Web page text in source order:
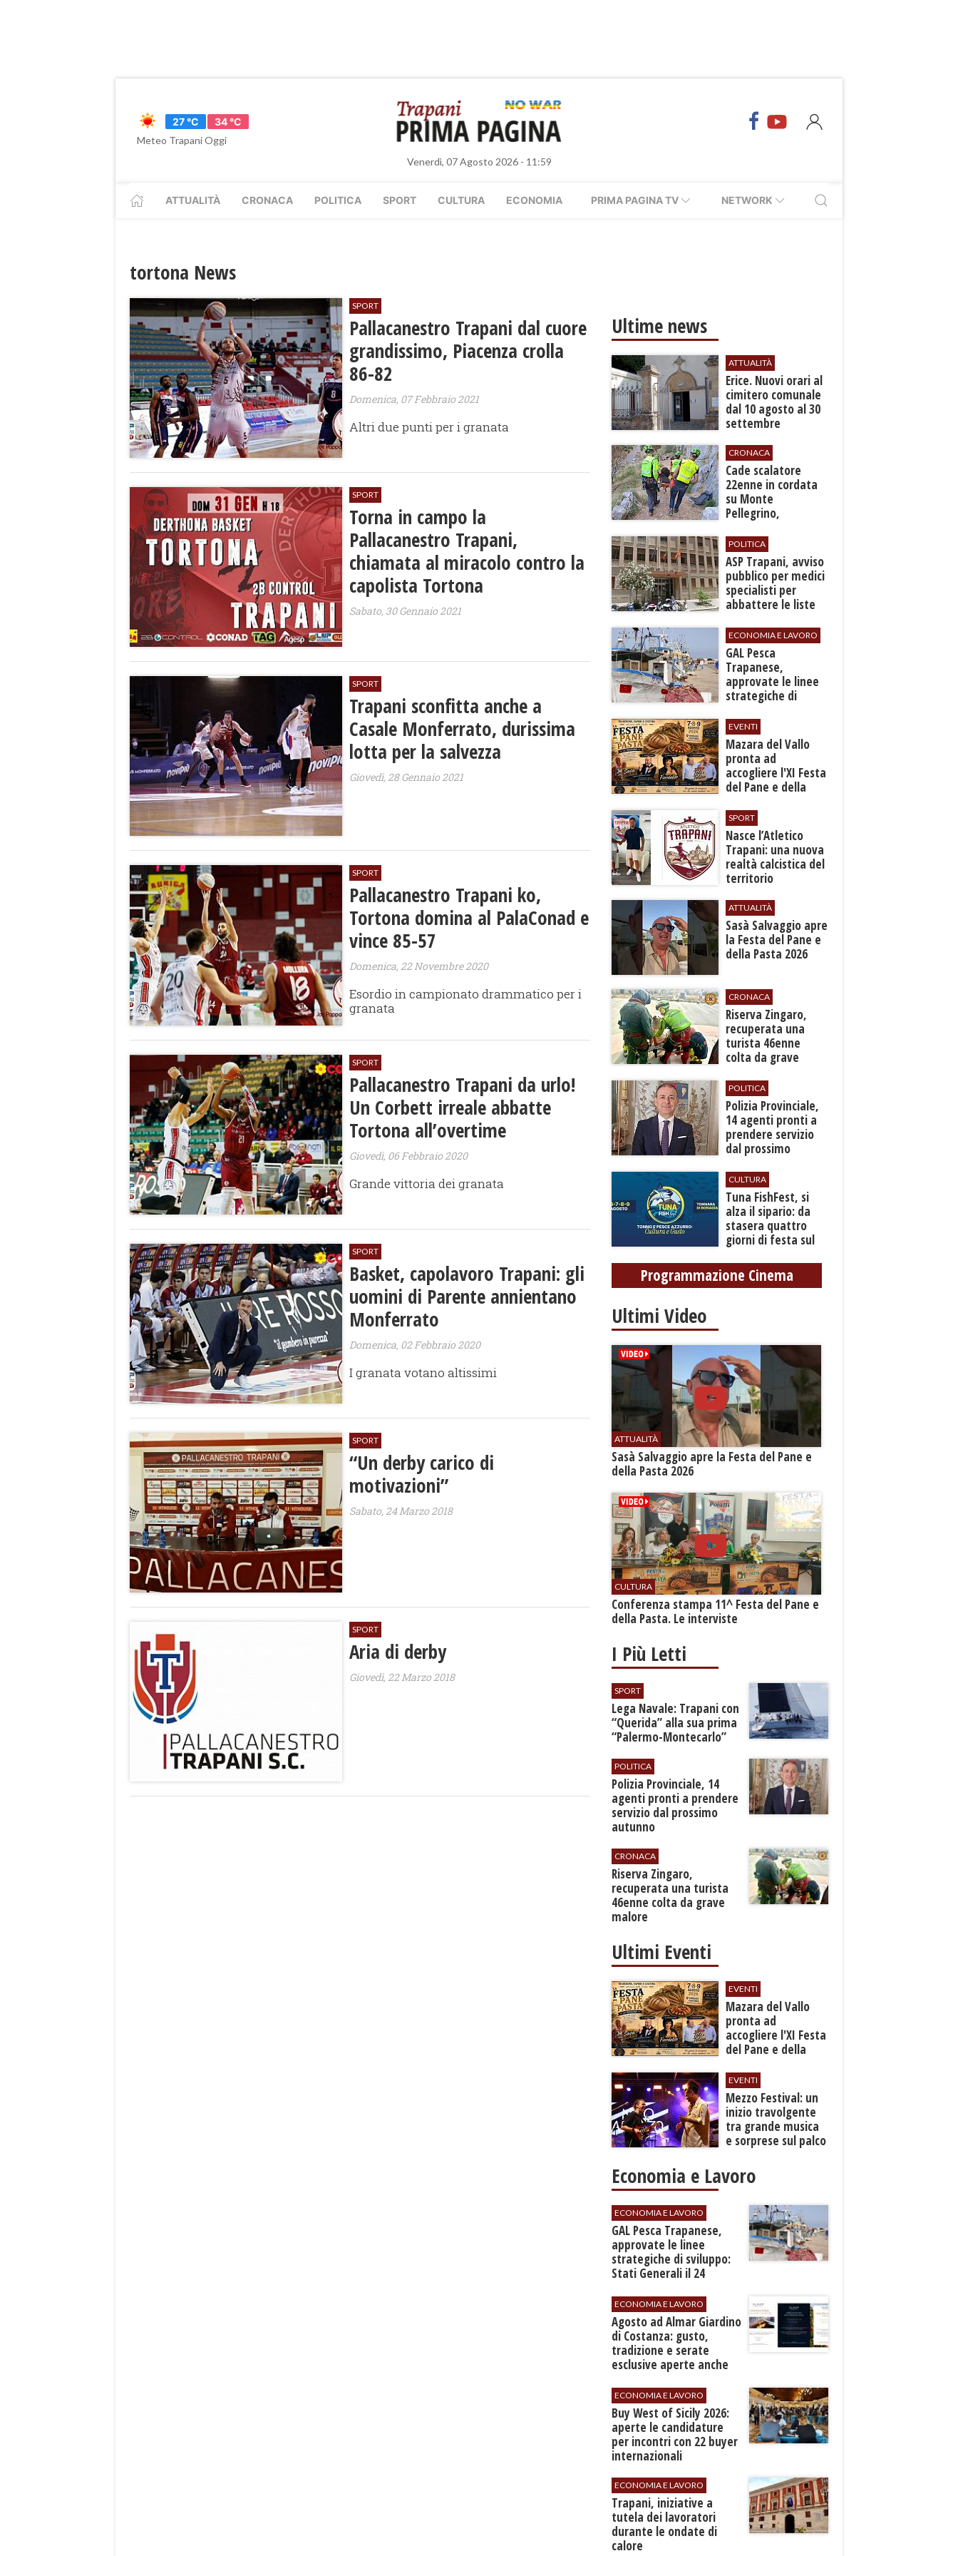
27 °C
34 °C
Meteo Trapani Oggi
Venerdì, 07 Agosto 2026 - 11:59
ATTUALITÀ CRONACA POLITICA SPORT CULTURA ECONOMIA PRIMA PAGINA TV NETWORK
tortona News
SPORT
Pallacanestro Trapani dal cuore
grandissimo, Piacenza crolla
86-82
Domenica, 07 Febbraio 2021
Altri due punti per i granata
SPORT
Torna in campo la
Pallacanestro Trapani,
chiamata al miracolo contro la
capolista Tortona
Sabato, 30 Gennaio 2021
SPORT
Trapani sconfitta anche a
Casale Monferrato, durissima
lotta per la salvezza
Giovedì, 28 Gennaio 2021
SPORT
Pallacanestro Trapani ko,
Tortona domina al PalaConad e
vince 85-57
Domenica, 22 Novembre 2020
Esordio in campionato drammatico per i
granata
SPORT
Pallacanestro Trapani da urlo!
Un Corbett irreale abbatte
Tortona all’overtime
Giovedì, 06 Febbraio 2020
Grande vittoria dei granata
SPORT
Basket, capolavoro Trapani: gli
uomini di Parente annientano
Monferrato
Domenica, 02 Febbraio 2020
I granata votano altissimi
SPORT
“Un derby carico di
motivazioni”
Sabato, 24 Marzo 2018
SPORT
Aria di derby
Giovedì, 22 Marzo 2018
Ultime news
ATTUALITÀ
​Erice. Nuovi orari al
cimitero comunale
dal 10 agosto al 30
settembre
CRONACA
​Cade scalatore
22enne in cordata
su Monte
Pellegrino,
grave ferita a una
gamba
POLITICA
ASP Trapani, avviso
pubblico per medici
specialisti per
abbattere le liste
ECONOMIA E LAVORO
GAL Pesca
Trapanese,
approvate le linee
strategiche di
Generali il 24
settembre
EVENTI
Mazara del Vallo
pronta ad
accogliere l'XI Festa
del Pane e della
SPORT
Nasce l’Atletico
Trapani: una nuova
realtà calcistica del
territorio
ATTUALITÀ
Sasà Salvaggio apre
la Festa del Pane e
della Pasta 2026
CRONACA
​Riserva Zingaro,
recuperata una
turista 46enne
colta da grave
POLITICA
​Polizia Provinciale,
14 agenti pronti a
prendere servizio
dal prossimo
CULTURA
​Tuna FishFest, si
alza il sipario: da
stasera quattro
giorni di festa sul
Programmazione Cinema
Ultimi Video
ATTUALITÀ
Sasà Salvaggio apre la Festa del Pane e
della Pasta 2026
CULTURA
Conferenza stampa 11^ Festa del Pane e
della Pasta. Le interviste
I Più Letti
SPORT
​Lega Navale: Trapani con
“Querida” alla sua prima
“Palermo-Montecarlo”
POLITICA
​Polizia Provinciale, 14
agenti pronti a prendere
servizio dal prossimo
autunno
CRONACA
​Riserva Zingaro,
recuperata una turista
46enne colta da grave
malore
Ultimi Eventi
EVENTI
Mazara del Vallo
pronta ad
accogliere l'XI Festa
del Pane e della
EVENTI
Mezzo Festival: un
inizio travolgente
tra grande musica
e sorprese sul palco
Economia e Lavoro
ECONOMIA E LAVORO
GAL Pesca Trapanese,
approvate le linee
strategiche di sviluppo:
Stati Generali il 24
ECONOMIA E LAVORO
Agosto ad Almar Giardino
di Costanza: gusto,
tradizione e serate
esclusive aperte anche
ECONOMIA E LAVORO
Buy West of Sicily 2026:
aperte le candidature
per incontri con 22 buyer
internazionali
ECONOMIA E LAVORO
​Trapani, iniziative a
tutela dei lavoratori
durante le ondate di
calore